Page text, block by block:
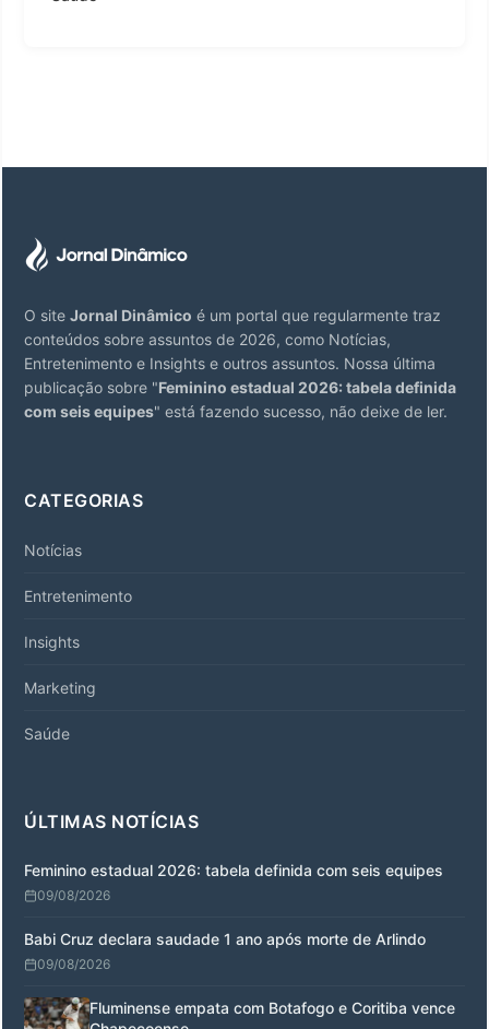
O site Jornal Dinâmico é um portal que regularmente traz
conteúdos sobre assuntos de 2026, como Notícias,
Entretenimento e Insights e outros assuntos. Nossa última
publicação sobre "Feminino estadual 2026: tabela definida
com seis equipes" está fazendo sucesso, não deixe de ler.
CATEGORIAS
Notícias
Entretenimento
Insights
Marketing
Saúde
ÚLTIMAS NOTÍCIAS
Feminino estadual 2026: tabela definida com seis equipes
09/08/2026
Babi Cruz declara saudade 1 ano após morte de Arlindo
09/08/2026
Fluminense empata com Botafogo e Coritiba vence